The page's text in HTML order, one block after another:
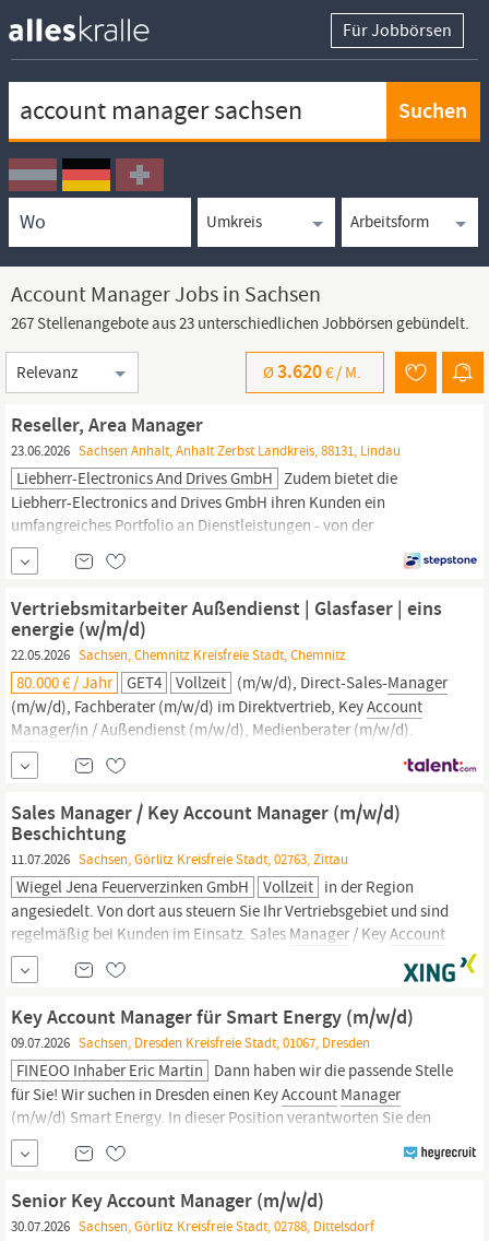
Für Jobbörsen
Ortssuche
Umkreissuche
Arbeitsform
Account Manager Jobs in Sachsen
267 Stellenangebote aus 23 unterschiedlichen Jobbörsen gebündelt.
Sortierung
Ø3.620€ / M.
Reseller, Area Manager
23.06.2026 Sachsen Anhalt, Anhalt Zerbst Landkreis, 88131, Lindau
Liebherr-Electronics And Drives GmbH Zudem bietet die
Liebherr-Electronics and Drives GmbH ihren Kunden ein
umfangreiches Portfolio an Dienstleistungen - von der
Entwicklung über die Produktion bis hin zur Qualifikation. Rund
ein Viertel der circa 1000 Mitarbeitenden ist im Bereich Forschung
(m/w/d)
Vertriebsmitarbeiter Außendienst | Glasfaser | eins
energie (w/m/d)
22.05.2026 Sachsen, Chemnitz Kreisfreie Stadt, Chemnitz
80.000 € / Jahr GET4 Vollzeit (m/w/d), Direct-Sales-Manager
(m/w/d), Fachberater (m/w/d) im Direktvertrieb, KeyAccount
Manager/in / Außendienst (m/w/d), Medienberater (m/w/d).
Verkäufer D2D (m/w/d), Verkaufsberater (m/w/d), Promoter
(m/w/d), Fundraiser (m/w/d) Kontakt Haben wir dein Interesse
geweckt? Bewirb dich jetzt als Außendienstmitarbeiter...
Sales Manager / Key Account Manager (m/w/d)
Beschichtung
11.07.2026 Sachsen, Görlitz Kreisfreie Stadt, 02763, Zittau
Wiegel Jena Feuerverzinken GmbH Vollzeit in der Region
angesiedelt. Von dort aus steuern Sie Ihr Vertriebsgebiet und sind
regelmäßig bei Kunden im Einsatz. Sales Manager / KeyAccount
Manager
(m/w/d) Beschichtung Ihre Aufgaben –
verantwortungsvoll und vielseitig Aktive Neukundenakquise im
Bereich Beschichtung (Pulver- und Nasslack) Entwicklung und
Gewinnung von
Key Account Manager für Smart Energy (m/w/d)
09.07.2026 Sachsen, Dresden Kreisfreie Stadt, 01067, Dresden
FINEOO Inhaber Eric Martin Dann haben wir die passende Stelle
für Sie! Wir suchen in Dresden einen KeyAccount Manager
(m/w/d) Smart Energy. In dieser Position verantworten Sie den
Aufbau und die Weiterentwicklung von Geschäftsbeziehungen mit
Neu- und Bestandskunden. Sie gewinnen neue Projekte und
entwickeln bestehende Kundenverbindungen durch
Senior Key Account Manager (m/w/d)
30.07.2026 Sachsen, Görlitz Kreisfreie Stadt, 02788, Dittelsdorf